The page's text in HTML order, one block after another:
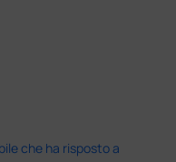
che ha risposto a